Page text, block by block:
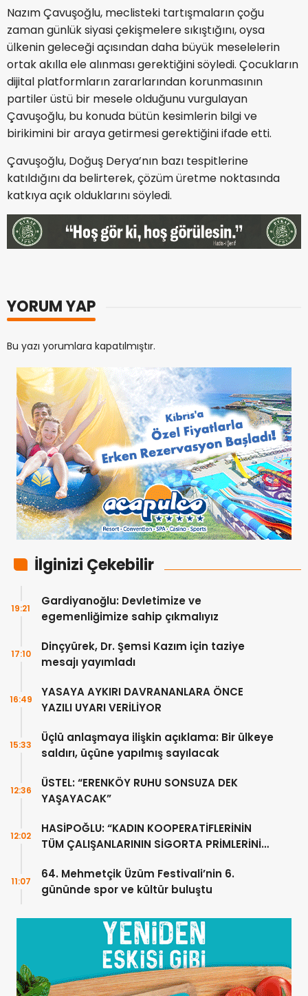
Nazım Çavuşoğlu, meclisteki tartışmaların çoğu
zaman günlük siyasi çekişmelere sıkıştığını, oysa
ülkenin geleceği açısından daha büyük meselelerin
ortak akılla ele alınması gerektiğini söyledi. Çocukların
dijital platformların zararlarından korunmasının
partiler üstü bir mesele olduğunu vurgulayan
Çavuşoğlu, bu konuda bütün kesimlerin bilgi ve
birikimini bir araya getirmesi gerektiğini ifade etti.
Çavuşoğlu, Doğuş Derya’nın bazı tespitlerine
katıldığını da belirterek, çözüm üretme noktasında
katkıya açık olduklarını söyledi.
YORUM YAP
Bu yazı yorumlara kapatılmıştır.
İlginizi Çekebilir
Gardiyanoğlu: Devletimize ve
egemenliğimize sahip çıkmalıyız
19:21
Dinçyürek, Dr. Şemsi Kazım için taziye
mesajı yayımladı
17:10
YASAYA AYKIRI DAVRANANLARA ÖNCE
YAZILI UYARI VERİLİYOR
16:49
Üçlü anlaşmaya ilişkin açıklama: Bir ülkeye
saldırı, üçüne yapılmış sayılacak
15:33
ÜSTEL: “ERENKÖY RUHU SONSUZA DEK
YAŞAYACAK”
12:36
HASİPOĞLU: “KADIN KOOPERATİFLERİNİN
TÜM ÇALIŞANLARININ SİGORTA PRİMLERİNİ
12:02
64. Mehmetçik Üzüm Festivali’nin 6.
gününde spor ve kültür buluştu
11:07